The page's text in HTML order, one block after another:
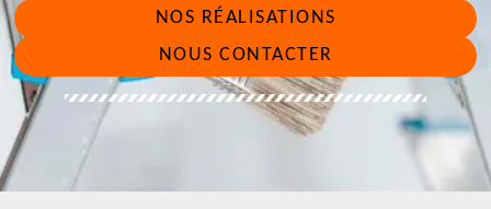
NOS RÉALISATIONS
NOUS CONTACTER